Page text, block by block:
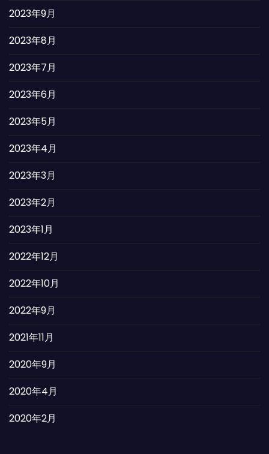
2023年9月
2023年8月
2023年7月
2023年6月
2023年5月
2023年4月
2023年3月
2023年2月
2023年1月
2022年12月
2022年10月
2022年9月
2021年11月
2020年9月
2020年4月
2020年2月